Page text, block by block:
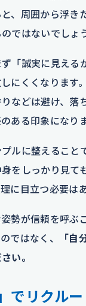
、周囲から浮き
ではないでしょ
「誠実に見える
にくくなります
などは避け、落
ある印象になりま
ルに整えること
をしっかり見て
に目立つ必要は
勢が信頼を呼ぶ
ではなく、
「自
い。
でリクル